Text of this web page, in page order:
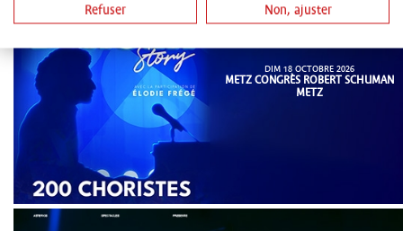
DIM 18 OCTOBRE 2026
METZ CONGRÈS ROBERT SCHUMAN
METZ
Refuser Non, ajuster